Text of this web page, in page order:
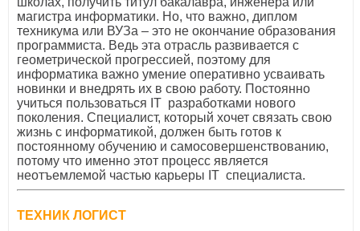
магистра информатики. Но, что важно, диплом
техникума или ВУЗа – это не окончание образования
программиста. Ведь эта отрасль развивается с
геометрической прогрессией, поэтому для
информатика важно умение оперативно усваивать
новинки и внедрять их в свою работу. Постоянно
учиться пользоваться ІТ разработками нового
поколения. Специалист, который хочет связать свою
жизнь с информатикой, должен быть готов к
постоянному обучению и самосовершенствованию,
потому что именно этот процесс является
неотъемлемой частью карьеры ІТ специалиста.
ТЕХНИК ЛОГИСТ